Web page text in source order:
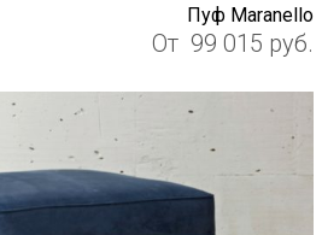
Пуф Maranello
От 99 015 руб.